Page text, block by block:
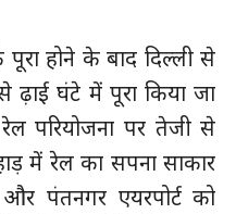
होने के बाद दिल्ली से
घंटे में पूरा किया जा
परियोजना पर तेजी से
में रेल का सपना साकार
और पंतनगर एयरपोर्ट को